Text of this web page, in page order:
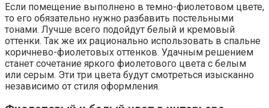
Если помещение выполнено в темно-фиолетовом цвете,
то его обязательно нужно разбавить постельными
тонами. Лучше всего подойдут белый и кремовый
оттенки. Так же их рационально использовать в спальне
коричнево-фиолетовых оттенков. Удачным решением
станет сочетание яркого фиолетового цвета с белым
или серым. Эти три цвета будут смотреться изысканно
независимо от стиля оформления.